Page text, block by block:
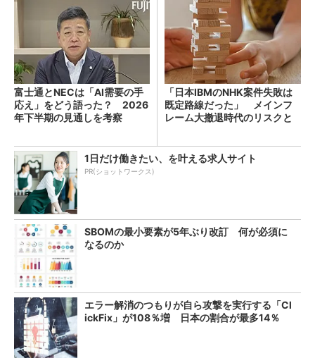
富士通とNECは「AI需要の手
応え」をどう語った？ 2026
年下半期の見通しを考察
「日本IBMのNHK案件失敗は
既定路線だった」 メインフ
レーム大撤退時代のリスクと
1日だけ働きたい、を叶える求人サイト
PR(ショットワークス)
SBOMの最小要素が5年ぶり改訂 何が必須に
なるのか
エラー解消のつもりが自ら攻撃を実行する「Cl
ickFix」が108％増 日本の割合が最多14％